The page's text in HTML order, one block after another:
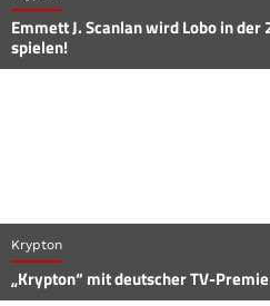
Emmett J. Scanlan wird Lobo in der
spielen!
Krypton
„Krypton“ mit deutscher TV-